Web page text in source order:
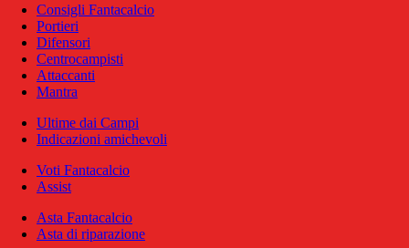
Consigli Fantacalcio
Portieri
Difensori
Centrocampisti
Attaccanti
Mantra
Ultime dai Campi
Indicazioni amichevoli
Voti Fantacalcio
Assist
Asta Fantacalcio
Asta di riparazione